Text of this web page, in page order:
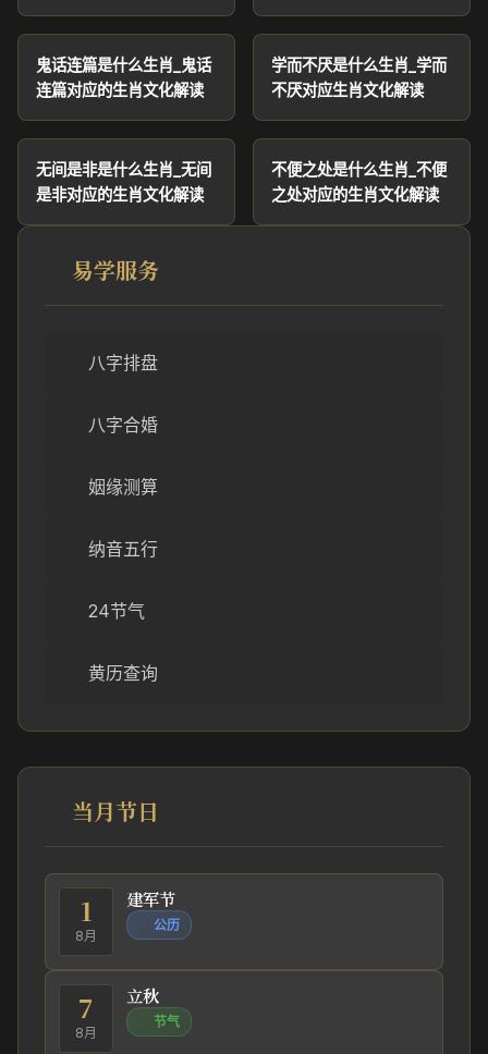
鬼话连篇是什么生肖_鬼话
连篇对应的生肖文化解读
学而不厌是什么生肖_学而
不厌对应生肖文化解读
无间是非是什么生肖_无间
是非对应的生肖文化解读
不便之处是什么生肖_不便
之处对应的生肖文化解读
易学服务
八字排盘
八字合婚
姻缘测算
纳音五行
24节气
黄历查询
当月节日
1
8月
建军节
公历
7
8月
立秋
节气